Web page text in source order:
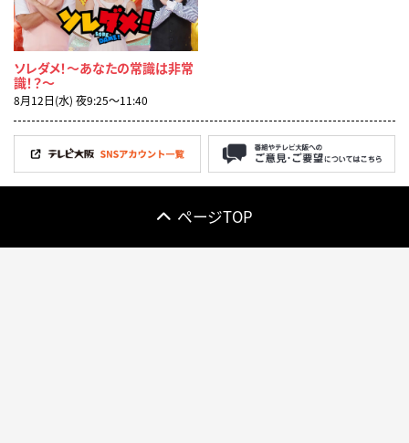
ソレダメ！～あなたの常識は非常
識！？～
8月12日(水) 夜9:25〜11:40
ページTOP